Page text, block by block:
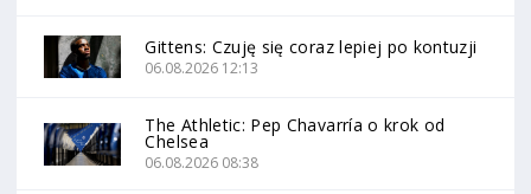
Gittens: Czuję się coraz lepiej po kontuzji
06.08.2026 12:13
The Athletic: Pep Chavarría o krok od
Chelsea
06.08.2026 08:38